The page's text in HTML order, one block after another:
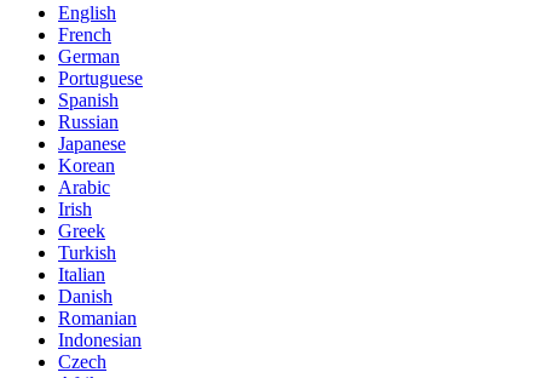
English
French
German
Portuguese
Spanish
Russian
Japanese
Korean
Arabic
Irish
Greek
Turkish
Italian
Danish
Romanian
Indonesian
Czech